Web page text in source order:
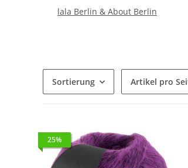
lala Berlin & About Berlin
Sortierung Artikel pro
25%